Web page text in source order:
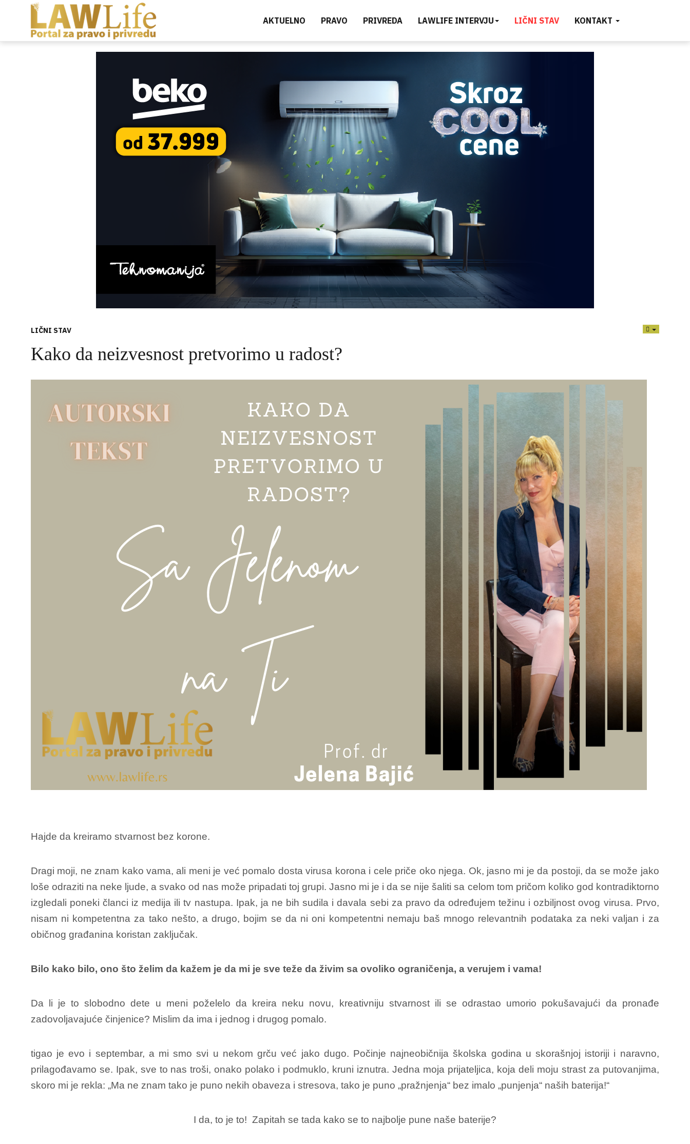
AKTUELNO PRAVO PRIVREDA LAWLIFE INTERVJU LIČNI STAV KONTAKT
EMPTY
LIČNI STAV
Kako da neizvesnost pretvorimo u radost?
Hajde da kreiramo stvarnost bez korone.
Dragi moji, ne znam kako vama, ali meni je već pomalo dosta virusa korona i cele priče oko njega. Ok, jasno mi je da postoji, da se može jako
loše odraziti na neke ljude, a svako od nas može pripadati toj grupi. Jasno mi je i da se nije šaliti sa celom tom pričom koliko god kontradiktorno
izgledali poneki članci iz medija ili tv nastupa. Ipak, ja ne bih sudila i davala sebi za pravo da određujem težinu i ozbiljnost ovog virusa. Prvo,
nisam ni kompetentna za tako nešto, a drugo, bojim se da ni oni kompetentni nemaju baš mnogo relevantnih podataka za neki valjan i za
običnog građanina koristan zaključak.
Bilo kako bilo, ono što želim da kažem je da mi je sve teže da živim sa ovoliko ograničenja, a verujem i vama!
Da li je to slobodno dete u meni poželelo da kreira neku novu, kreativniju stvarnost ili se odrastao umorio pokušavajući da pronađe
zadovoljavajuće činjenice? Mislim da ima i jednog i drugog pomalo.
tigao je evo i septembar, a mi smo svi u nekom grču već jako dugo. Počinje najneobičnija školska godina u skorašnjoj istoriji i naravno,
prilagođavamo se. Ipak, sve to nas troši, onako polako i podmuklo, kruni iznutra. Jedna moja prijateljica, koja deli moju strast za putovanjima,
skoro mi je rekla: „Ma ne znam tako je puno nekih obaveza i stresova, tako je puno „pražnjenja“ bez imalo „punjenja“ naših baterija!“
I da, to je to! Zapitah se tada kako se to najbolje pune naše baterije?